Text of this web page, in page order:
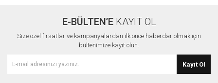
E-BÜLTEN’EKAYIT OL
Size özel fırsatlar ve kampanyalardan ilk önce haberdar olmak için
bültenimize kayıt olun.
Kayıt Ol